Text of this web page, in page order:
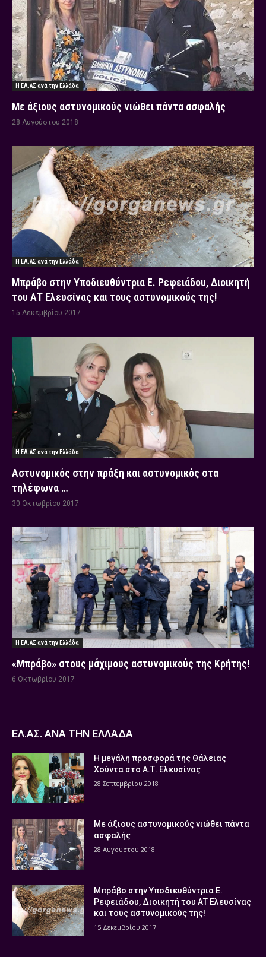
Η ΕΛ.ΑΣ ανά την Ελλάδα
Με άξιους αστυνομικούς νιώθει πάντα ασφαλής
28 Αυγούστου 2018
Η ΕΛ.ΑΣ ανά την Ελλάδα
Μπράβο στην Υποδιευθύντρια Ε. Ρεφειάδου, Διοικητή
του ΑΤ Ελευσίνας και τους αστυνομικούς της!
15 Δεκεμβρίου 2017
Η ΕΛ.ΑΣ ανά την Ελλάδα
Αστυνομικός στην πράξη και αστυνομικός στα
τηλέφωνα …
30 Οκτωβρίου 2017
Η ΕΛ.ΑΣ ανά την Ελλάδα
«Μπράβο» στους μάχιμους αστυνομικούς της Κρήτης!
6 Οκτωβρίου 2017
ΕΛ.ΑΣ. ΑΝΑ ΤΗΝ ΕΛΛΑΔΑ
Η μεγάλη προσφορά της Θάλειας
Χούντα στο Α.Τ. Ελευσίνας
28 Σεπτεμβρίου 2018
Με άξιους αστυνομικούς νιώθει πάντα
ασφαλής
28 Αυγούστου 2018
Μπράβο στην Υποδιευθύντρια Ε.
Ρεφειάδου, Διοικητή του ΑΤ Ελευσίνας
και τους αστυνομικούς της!
15 Δεκεμβρίου 2017